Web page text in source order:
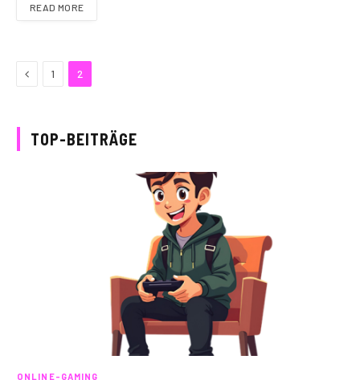
READ MORE
Previous
1 2
TOP-BEITRÄGE
ONLINE-GAMING